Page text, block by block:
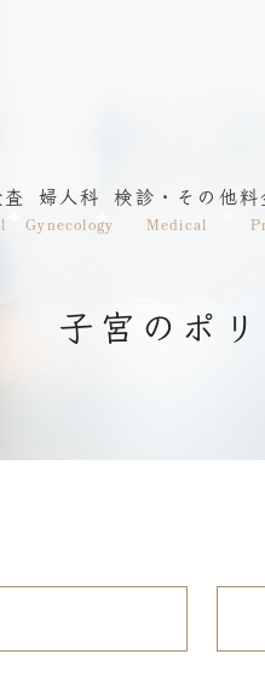
婦人科
Gynecology
検診・その他
Medical
料
子宮のポ